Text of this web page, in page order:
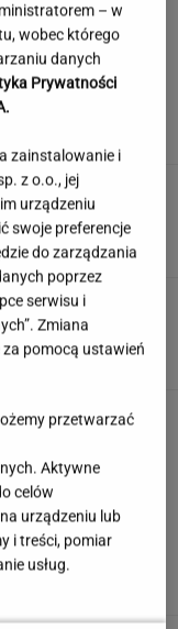
Ma aż 16 wysp
leserów.
trzecią część". Po 20
pokazuje, jak
domowa
"Tindera dla
się też adwokaci
– w
wobec którego
danych
Prywatności
zainstalowanie i
z o.o., jej
urządzeniu
swoje preferencje
do zarządzania
poprzez
serwisu i
Zmiana
pomocą ustawień
przetwarzać
Aktywne
celów
urządzeniu lub
i treści, pomiar
usług.